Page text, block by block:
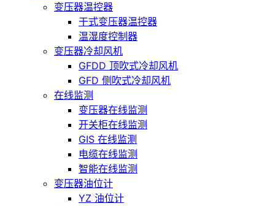
变压器温控器
干式变压器温控器
温湿度控制器
变压器冷却风机
GFDD 顶吹式冷却风机
GFD 侧吹式冷却风机
在线监测
变压器在线监测
开关柜在线监测
GIS 在线监测
电缆在线监测
智能在线监测
变压器油位计
YZ 油位计